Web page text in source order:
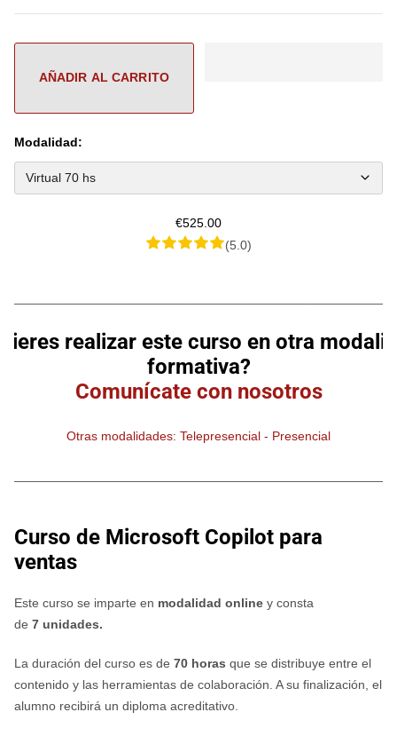
Modalidad:
€525.00
(5.0)
realizar este curso en otra
formativa?
Comunícate con nosotros
Otras modalidades: Telepresencial - Presencial
Curso de Microsoft Copilot para
ventas
Este curso se imparte en modalidad online y consta
de 7 unidades.
La duración del curso es de 70 horas que se distribuye entre el
contenido y las herramientas de colaboración. A su finalización, el
alumno recibirá un diploma acreditativo.